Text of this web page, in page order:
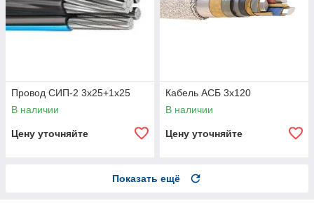
Провод СИП-2 3х25+1х25
В наличии
Цену уточняйте
Кабель АСБ 3х120
В наличии
Цену уточняйте
Показать ещё